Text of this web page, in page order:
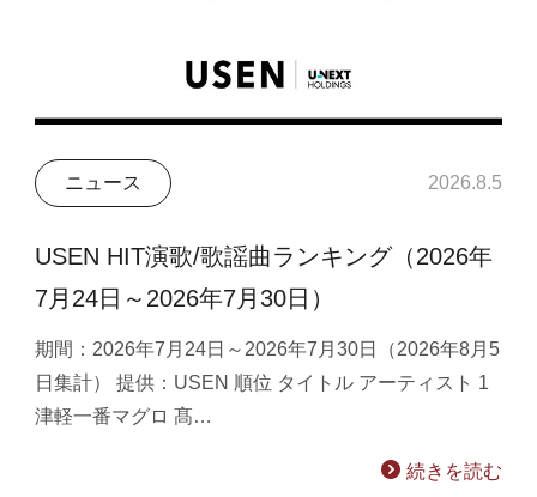
ニュース 2026.8.5
USEN HIT演歌/歌謡曲ランキング（2026年
7月24日～2026年7月30日）
期間：2026年7月24日～2026年7月30日（2026年8月5
日集計） 提供：USEN 順位 タイトル アーティスト 1
津軽一番マグロ 髙…
続きを読む